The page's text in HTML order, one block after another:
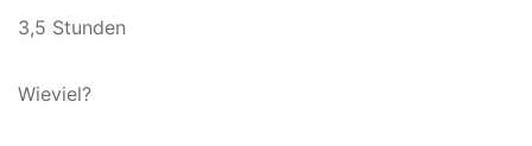
3,5 Stunden
Wieviel?